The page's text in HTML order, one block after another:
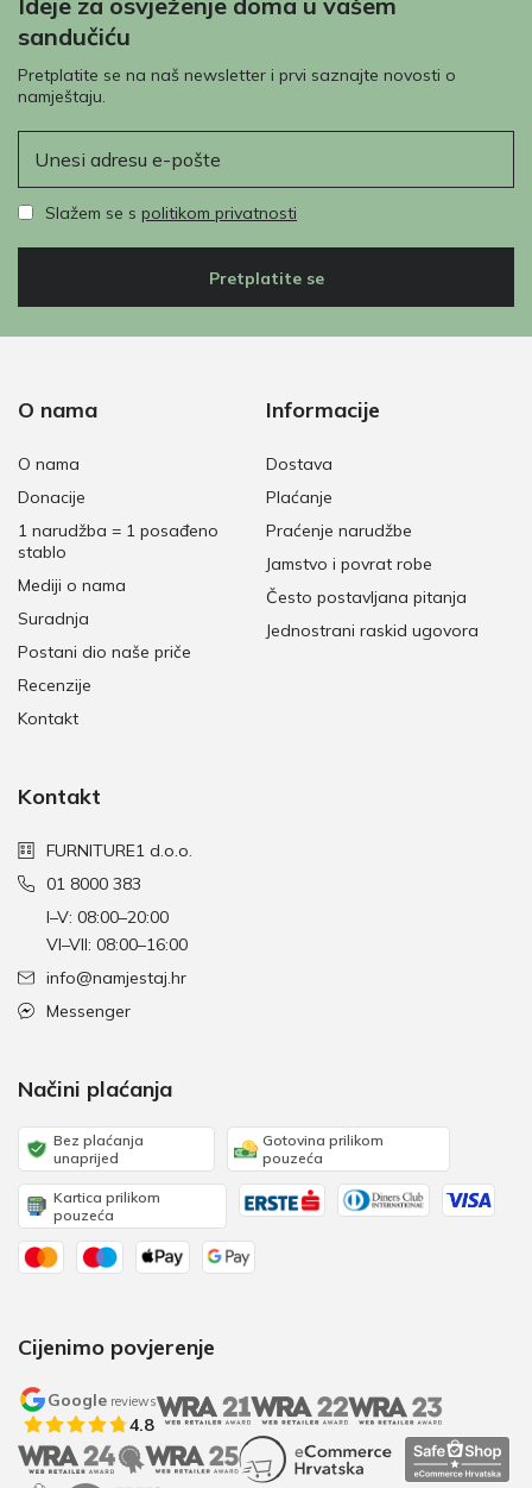
sandučiću
Pretplatite se na naš newsletter i prvi saznajte novosti o
namještaju.
Slažem se s politikom privatnosti
Pretplatite se
O nama
O nama
Donacije
1 narudžba = 1 posađeno
stablo
Mediji o nama
Suradnja
Postani dio naše priče
Recenzije
Kontakt
Informacije
Dostava
Plaćanje
Praćenje narudžbe
Jamstvo i povrat robe
Često postavljana pitanja
Jednostrani raskid ugovora
Kontakt
FURNITURE1 d.o.o.
01 8000 383
I–V: 08:00–20:00
VI–VII: 08:00–16:00
info@namjestaj.hr
Messenger
Načini plaćanja
Bez plaćanja
unaprijed
Gotovina prilikom
pouzeća
Kartica prilikom
pouzeća
Cijenimo povjerenje
Google reviews
4.8